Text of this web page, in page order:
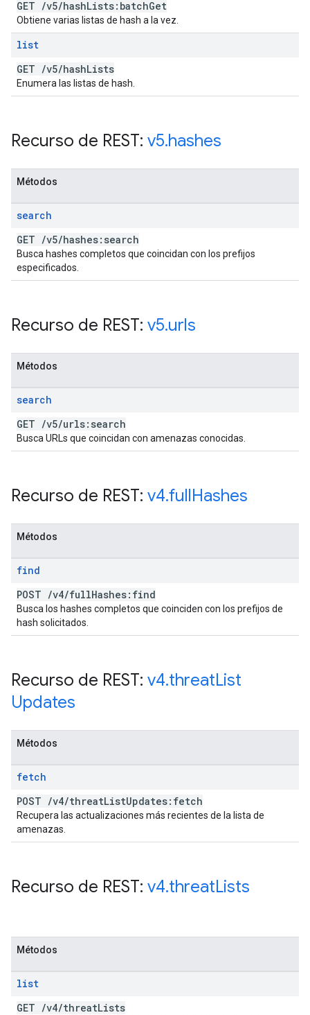
GET /v5/hashLists:batchGet
Obtiene varias listas de hash a la vez.
list
GET /v5/hashLists
Enumera las listas de hash.
Recurso de REST: v5.hashes
Métodos
search
GET /v5/hashes:search
Busca hashes completos que coincidan con los prefijos
especificados.
Recurso de REST: v5.urls
Métodos
search
GET /v5/urls:search
Busca URLs que coincidan con amenazas conocidas.
Recurso de REST: v4.fullHashes
Métodos
find
POST /v4/fullHashes:find
Busca los hashes completos que coinciden con los prefijos de
hash solicitados.
Recurso de REST: v4.threatList
Updates
Métodos
fetch
POST /v4/threatListUpdates:fetch
Recupera las actualizaciones más recientes de la lista de
amenazas.
Recurso de REST: v4.threatLists
Métodos
list
GET /v4/threatLists